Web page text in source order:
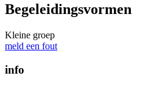
Begeleidingsvormen
Kleine groep
meld een fout
info